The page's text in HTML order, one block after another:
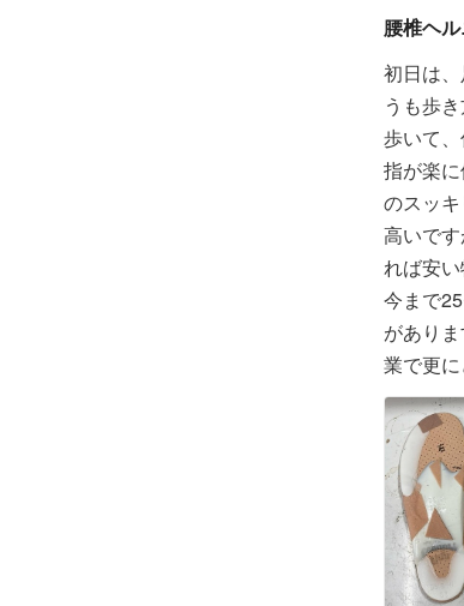
腰椎ヘ
初日は
うも歩
歩いて
指が楽
のスッ
高いで
れば安い
今まで
があり
業で更